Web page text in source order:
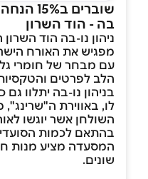
שוברים
בה - הוד השרון
ניהון נו-בה הוד
מפגיש את האורח
עם מבחר של חומרי
הלב לפרטים
בניהון נו-בה יתלוו גם
לו, באווירת
השולחן אשר יוגשו
בהתאם לכמות
המסעדה מציע מנות
שונים.